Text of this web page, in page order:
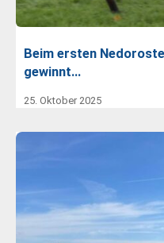
Beim ersten
gewinnt…
25. Oktober 2025